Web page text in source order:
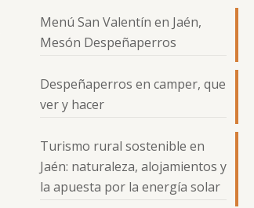
Menú San Valentín en Jaén,
Mesón Despeñaperros
Despeñaperros en camper, que
ver y hacer
Turismo rural sostenible en
Jaén: naturaleza, alojamientos y
la apuesta por la energía solar